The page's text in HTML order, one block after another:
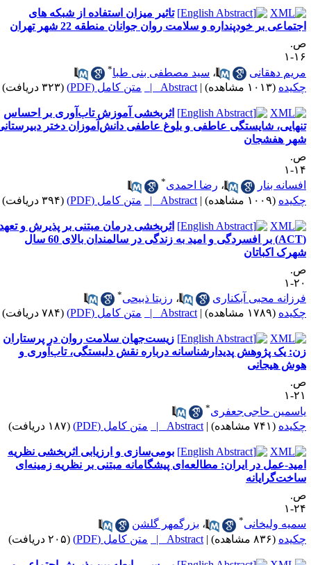
تاثیر میزان استفاده از شبکه های
بر خودپنداره و سلامت روان جوانان منطقه 22 شهر تهران
۱
دهقانی
،سید مصطفی بنی طبا
(۱۰۱۳ مشاهده) |
Abstract | متن کامل (PDF) (۳۲۳ دریافت)
اثربخشی آموزش تاب‌آوری بر احساس
شایستگی عاطفی و بلوغ عاطفی دانش‌آموزان دختر دبیرستانی
هفشجان
۱
بنار
،رضا احمدی
(۱۰۰۹ مشاهده) |
Abstract | متن کامل (PDF) (۳۹۴ دریافت)
اثربخشی درمان مبتنی بر پذیرش و تعهد
(ACT) بر افسردگی و امید به زندگی در سالمندان بالای 60 سال
اکباتان
۱
محبی آبکناری
،رزیتا ذبیحی
(۱۷۸۹ مشاهده) |
Abstract | متن کامل (PDF) (۷۸۴ دریافت)
زیست‌جهان سلامت روان در پرستاران
یک پژوهش پدیدارشناسانه درباره نقش دلبستگی، تاب‌آوری و
هیجانی
۱
حاجی‌جعفری
(۷۴۱ مشاهده) |
Abstract | متن کامل (PDF) (۱۸۷ دریافت)
بومی‌سازی و ارزیابی اثربخشی نظریه
عمل در ایران: مطالعه‌ای پیشگامانه مبتنی بر نظریه زمینه‌ای
۱
ولیخانی
،بزرگمهر گلشن
(۸۳۶ مشاهده) |
Abstract | متن کامل (PDF) (۲۰۵ دریافت)